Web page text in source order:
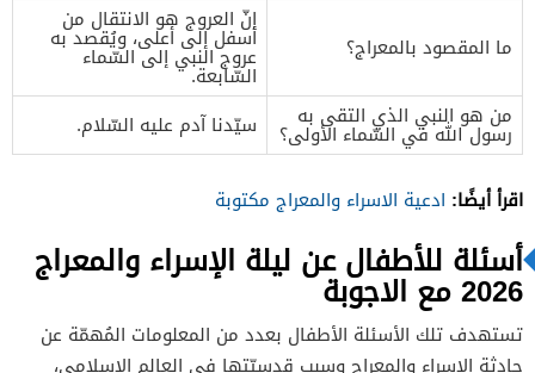
ما المقصود بالمعراج؟
إنّ العروج هو الانتقال من
أسفل إلى أعلى، ويُقصد به
عروج النبي إلى السّماء
السّابعة.
من هو النبي الذي التقى به
رسول الله في السّماء الأولى؟ سيّدنا آدم عليه السّلام.
اقرأ أيضًا: ادعية الاسراء والمعراج مكتوبة
أسئلة للأطفال عن ليلة الإسراء والمعراج
2026 مع الاجوبة
تستهدف تلك الأسئلة الأطفال بعدد من المعلومات المُهمّة عن
حادثة الإسراء والمعراج وسبب قدسيّتها في العالم الإسلامي،